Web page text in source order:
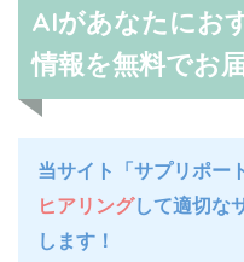
AIがあなたにお
情報を無料でお
当サイト「サプリポー
ヒアリングして適切な
します！